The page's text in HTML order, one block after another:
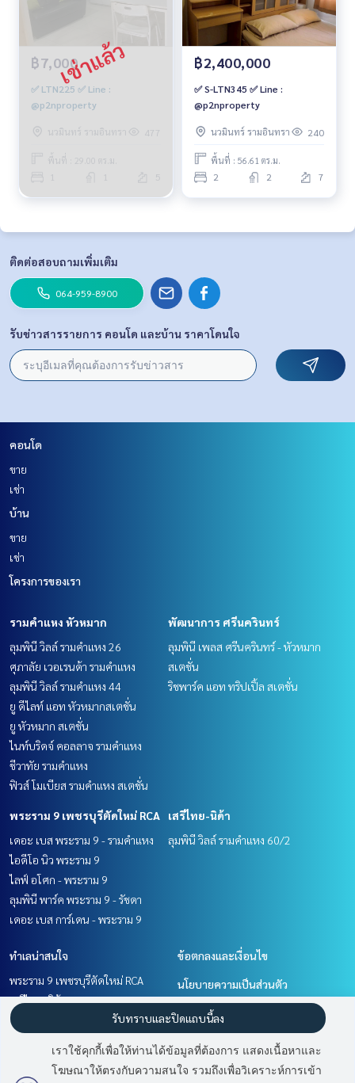
฿7,000
✅ LTN225 ✅ Line :
@p2nproperty
นวมินทร์ รามอินทรา 477
พื้นที่ : 29.00 ตร.ม.
5
฿2,400,000
✅ S-LTN345 ✅ Line :
@p2nproperty
นวมินทร์ รามอินทรา 240
พื้นที่ : 56.61 ตร.ม.
2 2 7
มี2คนกำลังดูประกาศนี้
ติดต่อสอบถามเพิ่มเติม
064-959-8900
รับข่าวสารรายการ คอนโด และบ้าน ราคาโดนใจ
คอนโด
ขาย
เช่า
บ้าน
ขาย
เช่า
โครงการของเรา
รามคำแหง หัวหมาก
ลุมพินี วิลล์ รามคำแหง 26
ศุภาลัย เวอเรนด้า รามคำแหง
ลุมพินี วิลล์ รามคำแหง 44
ยู ดีไลท์ แอท หัวหมากสเตชั่น
ยู หัวหมาก สเตชั่น
ไนท์บริดจ์ คอลลาจ รามคำแหง
ชีวาทัย รามคำแหง
ฟิวส์ โมเบียส รามคำแหง สเตชั่น
พัฒนาการ ศรีนครินทร์
ลุมพินี เพลส ศรีนครินทร์ - หัวหมาก
สเตชั่น
ริชพาร์ค แอท ทริปเปิ้ล สเตชั่น
พระราม 9 เพชรบุรีตัดใหม่ RCA
เดอะ เบส พระราม 9 - รามคำแหง
ไอดีโอ นิว พระราม 9
ไลฟ์ อโศก - พระราม 9
ลุมพินี พาร์ค พระราม 9 - รัชดา
เดอะ เบส การ์เดน - พระราม 9
เสรีไทย-นิด้า
ลุมพินี วิลล์ รามคำแหง 60/2
ทำเลน่าสนใจ
พระราม 9 เพชรบุรีตัดใหม่ RCA
เสรีไทย-นิด้า
รามคำแหง หัวหมาก
พัฒนาการ ศรีนครินทร์
ข้อตกลงและเงื่อนไข
นโยบายความเป็นส่วนตัว
เกี่ยวกับเรา
วิธีการฝากขาย-เช่า
ติดต่อ
เราใช้คุกกี้เพื่อให้ท่านได้ข้อมูลที่ต้องการ แสดงเนื้อหาและ
โฆษณาให้ตรงกับความสนใจ รวมถึงเพื่อวิเคราะห์การเข้า
รับทราบและปิดแถบนี้ลง